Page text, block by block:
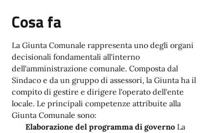
Cosa fa
La Giunta Comunale rappresenta uno degli organi
decisionali fondamentali all'interno
dell'amministrazione comunale. Composta dal
Sindaco e da un gruppo di assessori, la Giunta ha il
compito di gestire e dirigere l'operato dell'ente
locale. Le principali competenze attribuite alla
Giunta Comunale sono:
Elaborazione del programma di governo La